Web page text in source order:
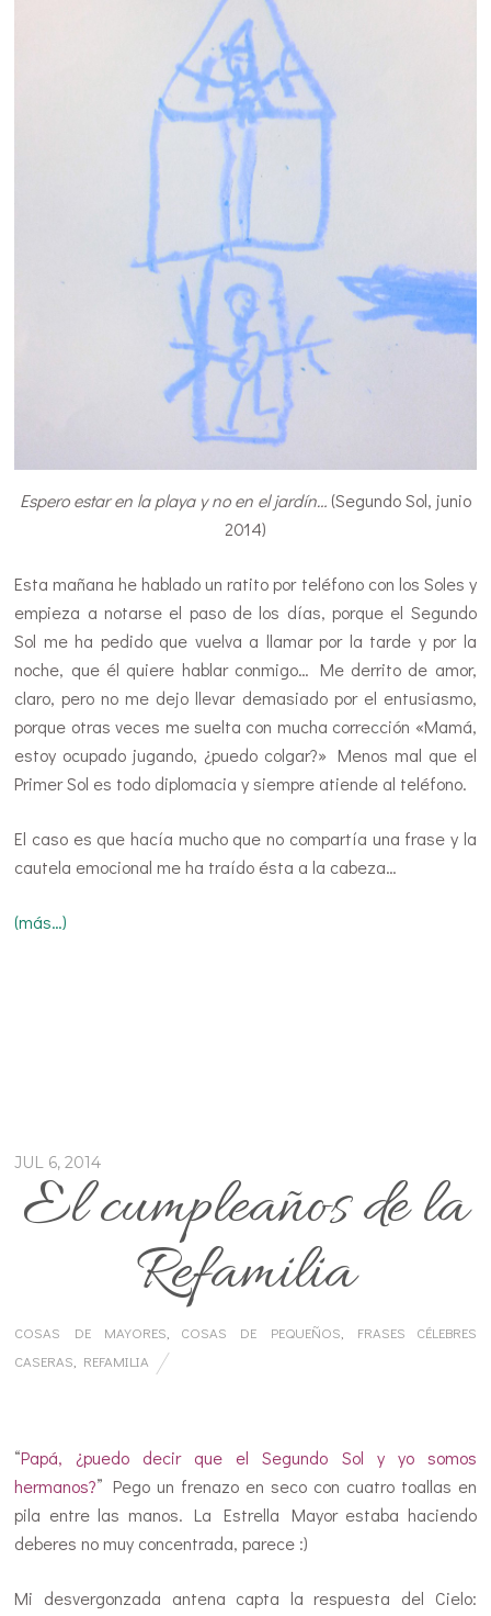
Espero estar en la playa y no en el jardín…(Segundo Sol, junio
2014)
Esta mañana he hablado un ratito por teléfono con los Soles y
empieza a notarse el paso de los días, porque el Segundo
Sol me ha pedido que vuelva a llamar por la tarde y por la
noche, que él quiere hablar conmigo… Me derrito de amor,
claro, pero no me dejo llevar demasiado por el entusiasmo,
porque otras veces me suelta con mucha corrección «Mamá,
estoy ocupado jugando, ¿puedo colgar?» Menos mal que el
Primer Sol es todo diplomacia y siempre atiende al teléfono.
El caso es que hacía mucho que no compartía una frase y la
cautela emocional me ha traído ésta a la cabeza…
(más…)
JUL 6, 2014
El cumpleaños de la
Refamilia
COSAS DE MAYORES COSAS DE PEQUEÑOS
FRASES CÉLEBRES
CASERAS
REFAMILIA
“Papá, ¿puedo decir que el Segundo Sol y yo somos
hermanos?” Pego un frenazo en seco con cuatro toallas en
pila entre las manos. La Estrella Mayor estaba haciendo
deberes no muy concentrada, parece :)
Mi desvergonzada antena capta la respuesta del Cielo: